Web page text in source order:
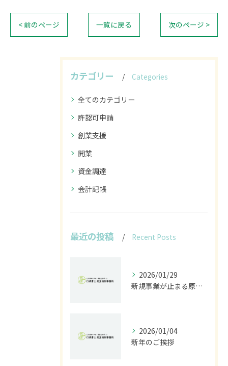
< 前のページ 一覧に戻る 次のページ >
カテゴリー Categories
全てのカテゴリー
許認可申請
創業支援
開業
資金調達
会計記帳
最近の投稿 Recent Posts
2026/01/29
新規事業が止まる原因は法規制｜開発前に行うべきリスク診断とは
2026/01/04
新年のご挨拶